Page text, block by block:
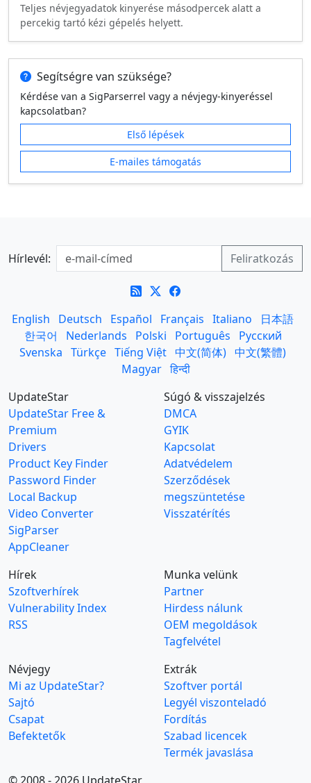
Teljes névjegyadatok kinyerése másodpercek alatt a
percekig tartó kézi gépelés helyett.
Segítségre van szüksége?
Kérdése van a SigParserrel vagy a névjegy-kinyeréssel
kapcsolatban?
Első lépések
E-mailes támogatás
Hírlevél:
English Deutsch Español Français Italiano
日本語
한국어
Nederlands Polski Português
Русский
Svenska Türkçe Tiếng Việt 中文(简体) 中文(繁體)
Magyar हिन्दी
UpdateStar
UpdateStar Free &
Premium
Drivers
Product Key Finder
Password Finder
Local Backup
Video Converter
SigParser
AppCleaner
Súgó & visszajelzés
DMCA
GYIK
Kapcsolat
Adatvédelem
Szerződések
megszüntetése
Visszatérítés
Hírek
Szoftverhírek
Vulnerability Index
RSS
Munka velünk
Partner
Hirdess nálunk
OEM megoldások
Tagfelvétel
Névjegy
Mi az UpdateStar?
Sajtó
Csapat
Befektetők
Extrák
Szoftver portál
Legyél viszonteladó
Fordítás
Szabad licencek
Termék javaslása